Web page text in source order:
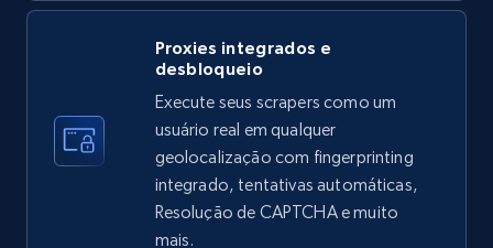
LinkedIn company information
ID, Name, Country code, Locations, Followers,
Employees in linkedin, About, Specialties, and
more.
3.5K+ Comece grátis
Proxies integrados e
desbloqueio
Execute seus scrapers como um
usuário real em qualquer
geolocalização com fingerprinting
integrado, tentativas automáticas,
Resolução de CAPTCHA e muito
mais.